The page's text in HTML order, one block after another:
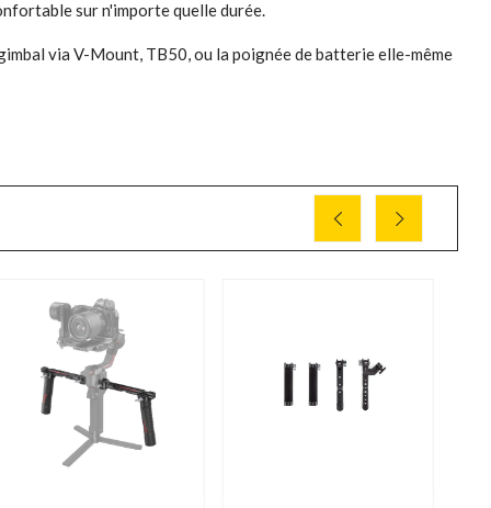
sur n'importe quelle durée.
via V-Mount, TB50, ou la poignée de batterie elle-même